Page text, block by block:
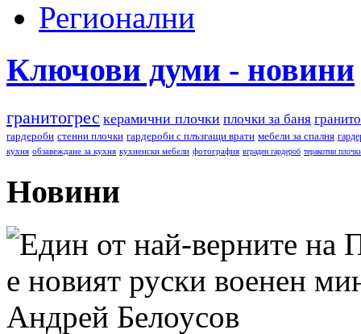
Регионални
Ключови думи - новини
гранитогрес керамични плочки плочки за баня
гардероби стенни плочки гардероби с плъзгащи врати мебели за спалня
кухня обзавеждане за кухня кухненски мебели фотография вграден гардероб теракотни
Новини